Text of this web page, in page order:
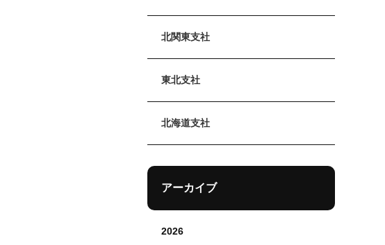
北関東支社
東北支社
北海道支社
アーカイブ
2026